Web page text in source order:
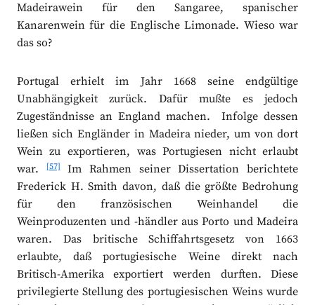
Madeirawein für den Sangaree, spanischer
Kanarenwein für die Englische Limonade. Wieso war
das so?
Portugal erhielt im Jahr 1668 seine endgültige
Unabhängigkeit zurück. Dafür mußte es jedoch
Zugeständnisse an England machen. Infolge dessen
ließen sich Engländer in Madeira nieder, um von dort
Wein zu exportieren, was Portugiesen nicht erlaubt
war.[57]Im Rahmen seiner Dissertation berichtete
Frederick H. Smith davon, daß die größte Bedrohung
für den französischen Weinhandel die
Weinproduzenten und -händler aus Porto und Madeira
waren. Das britische Schiffahrtsgesetz von 1663
erlaubte, daß portugiesische Weine direkt nach
Britisch-Amerika exportiert werden durften. Diese
privilegierte Stellung des portugiesischen Weins wurde